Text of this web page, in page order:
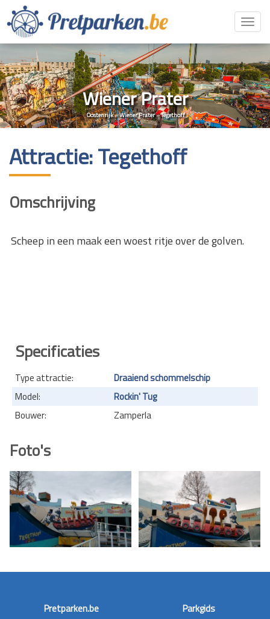
Wiener Prater
Oostenrijk»Wiener Prater»Tegethoff
Attractie: Tegethoff
Omschrijving
Scheep in een maak een woest ritje over de golven.
Specificaties
Type attractie:
Draaiend schommelschip
Model:
Rockin' Tug
Bouwer:
Zamperla
Foto's
Pretparken.be
Parkgids